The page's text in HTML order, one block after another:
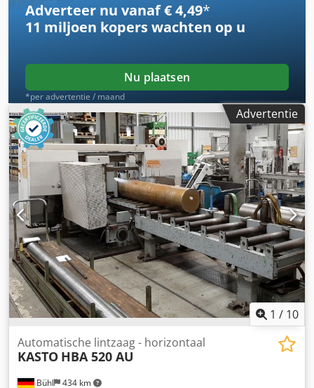
Adverteer nu vanaf € 4,49*
11 miljoen koperswachten op u
Nu plaatsen
*per advertentie / maand
Advertentie
1 / 10
Bühl 434 km
Automatische lintzaag - horizontaal
KASTO HBA 520 AU